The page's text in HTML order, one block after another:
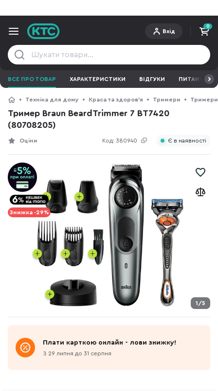
Вхід
0
ВСЕ ПРО ТОВАР ХАРАКТЕРИСТИКИ ВІДГУКИ ПИТАННЯ ТА
Техніка для дому Краса та здоров'я Тримери Тримери
Тример Braun BeardTrimmer 7 BT7420
(80708205)
Код: 380940
Оціни Є в наявності
1/5
Знижка -29%
Плати карткою онлайн - лови знижку!
З 29 липня до 31 серпня